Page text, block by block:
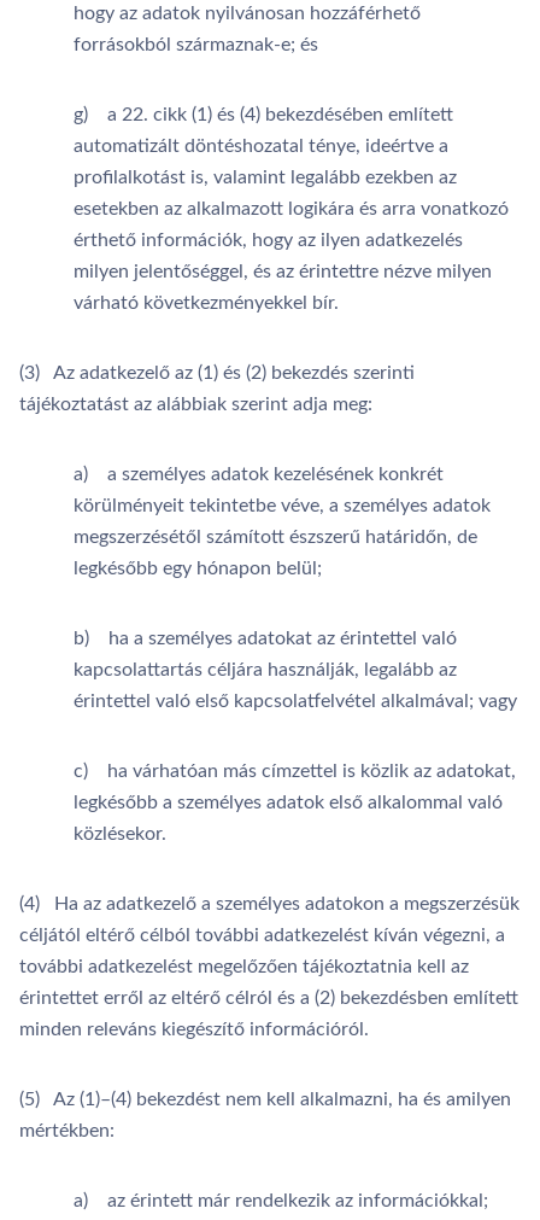
hogy az adatok nyilvánosan hozzáférhető
forrásokból származnak-e; és
g) a 22. cikk (1) és (4) bekezdésében említett
automatizált döntéshozatal ténye, ideértve a
profilalkotást is, valamint legalább ezekben az
esetekben az alkalmazott logikára és arra vonatkozó
érthető információk, hogy az ilyen adatkezelés
milyen jelentőséggel, és az érintettre nézve milyen
várható következményekkel bír.
(3) Az adatkezelő az (1) és (2) bekezdés szerinti
tájékoztatást az alábbiak szerint adja meg:
a) a személyes adatok kezelésének konkrét
körülményeit tekintetbe véve, a személyes adatok
megszerzésétől számított észszerű határidőn, de
legkésőbb egy hónapon belül;
b) ha a személyes adatokat az érintettel való
kapcsolattartás céljára használják, legalább az
érintettel való első kapcsolatfelvétel alkalmával; vagy
c) ha várhatóan más címzettel is közlik az adatokat,
legkésőbb a személyes adatok első alkalommal való
közlésekor.
(4) Ha az adatkezelő a személyes adatokon a megszerzésük
céljától eltérő célból további adatkezelést kíván végezni, a
további adatkezelést megelőzően tájékoztatnia kell az
érintettet erről az eltérő célról és a (2) bekezdésben említett
minden releváns kiegészítő információról.
(5) Az (1)–(4) bekezdést nem kell alkalmazni, ha és amilyen
mértékben:
a) az érintett már rendelkezik az információkkal;